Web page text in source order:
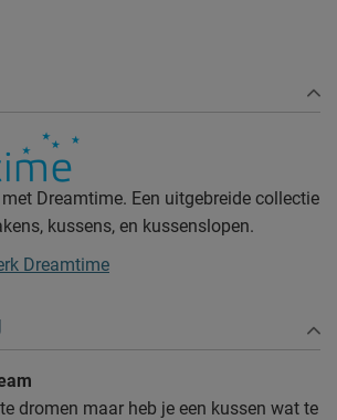
Dreamtime. Een uitgebreide collectie
kussens, en kussenslopen.
Dreamtime
dromen maar heb je een kussen wat te